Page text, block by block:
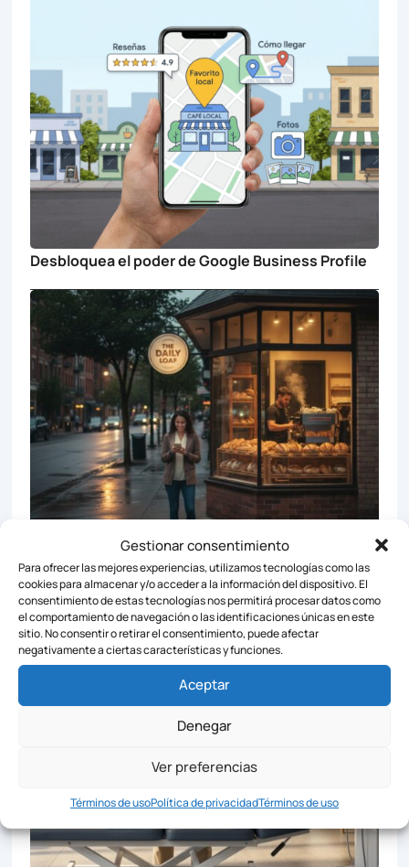
Gestionar consentimiento
Para ofrecer las mejores experiencias, utilizamos tecnologías como las
cookies para almacenar y/o acceder a la información del dispositivo. El
consentimiento de estas tecnologías nos permitirá procesar datos como
el comportamiento de navegación o las identificaciones únicas en este
sitio. No consentir o retirar el consentimiento, puede afectar
negativamente a ciertas características y funciones.
Aceptar
Denegar
Ver preferencias
Términos de usoPolítica de privacidadTérminos de uso
Desbloquea el poder de Google Business Profile
Por qué Google Business Profile es vital para tu
negocio local